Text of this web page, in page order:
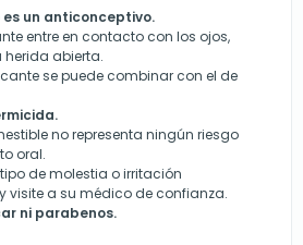
un anticonceptivo.
entre en contacto con los ojos,
abierta.
se puede combinar con el de
no representa ningún riesgo
oral.
de molestia o irritación
visite a su médico de confianza.
ni parabenos.